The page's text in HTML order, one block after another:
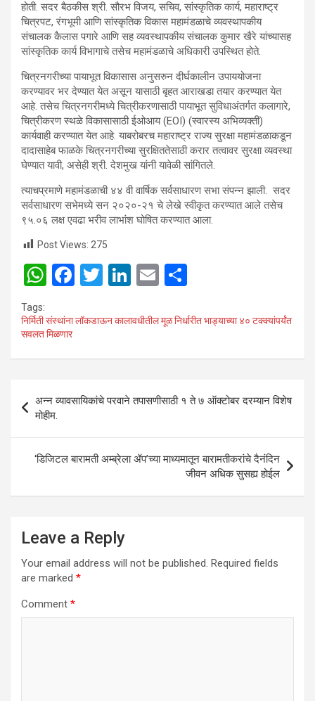
होती. सदर बैठकीस श्री. सौरभ विजय, सचिव, सांस्कृतिक कार्य, महाराष्ट्र
चित्रपट, रंगभूमी आणि सांस्कृतिक विकास महामंडळाचे व्यवस्थापकीय
संचालक कैलास पगारे आणि सह व्यवस्थापकीय संचालक कुमार खैरे यांच्यासह
सांस्कृतिक कार्य विभागाचे तसेच महामंडळाचे अधिकारी उपस्थित होते.
चित्रनगरीच्या पायाभूत विकासास अनुसरुन दीर्घकालीन उपाययोजना
करण्यावर भर देण्यात येत असून यासाठी बृहत आराखडा तयार करण्यात येत
आहे. तसेच चित्रनगरीमध्ये चित्रीकरणासाठी पायाभूत सुविधाअंतर्गत कलागारे,
चित्रीकरण स्थळे विकासासाठी ईओआय (EOI) (स्वारस्य अभिव्यक्ती)
कार्यवाही करण्यात येत आहे. याबरोबरच महाराष्ट्र राज्य सुरक्षा महामंडळाकडून
दादासाहेब फाळके चित्रनगरीच्या सुरक्षिततेसाठी करार तत्वावर सुरक्षा व्यवस्था
घेण्यात यावी, असेही श्री. देशमुख यांनी यावेळी सांगितले.
​त्याचप्रमाणे महामंडळाची ४४ वी वार्षिक सर्वसाधारण सभा संपन्न झाली. सदर
सर्वसाधारण सभेमध्ये सन २०२०-२१ चे लेखे स्वीकृत करण्यात आले तसेच
९५.०६ लक्ष एवढा भरीव लाभांश घोषित करण्यात आला.
Post Views: 275
W
at
s
A
p
F
ce
o
k
T
tt
Li
ke
n
E
ail ar
Tags:
निर्मिती संस्थांना लॉकडाऊन कालावधीतील मूळ निर्धारीत भाड्याच्या ४० टक्क्यांपर्यंत
सवलत मिळणार
navigation
अन्न व्यावसायिकांचे परवाने तपासणीसाठी १ ते ७ ऑक्टोबर दरम्यान विशेष
मोहीम.
‘डिजिटल बारामती अम्ब्रेला ॲप’च्या माध्यमातून बारामतीकरांचे दैनंदिन
जीवन अधिक सुसह्य होईल
Leave a Reply
Your email address will not be published. Required fields
are marked *
Comment *